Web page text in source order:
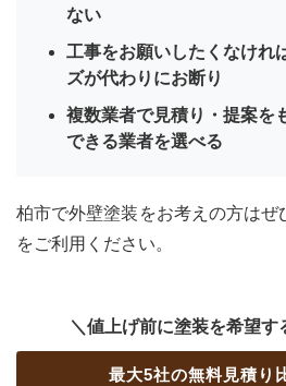
ない
工事をお願いしたくなけれ
ズが代わりにお断り
複数業者で見積り・提案を
できる業者を選べる
柏市で外壁塗装をお考えの方はぜ
をご利用ください。
＼値上げ前に塗装を希望す
最大5社の無料見積り